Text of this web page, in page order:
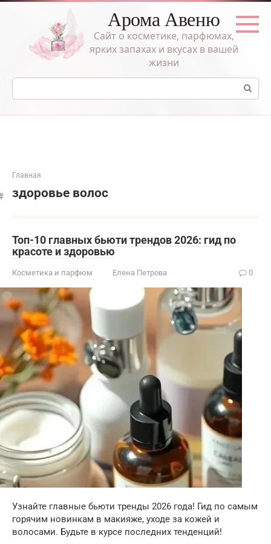
Перейти
Арома Авеню
Сайт о косметике, парфюмах,
ярких запахах и вкусах в вашей
жизни
Поиск:
Главная
здоровье волос
Топ-10 главных бьюти трендов 2026: гид по
красоте и здоровью
Косметика и парфюм Елена Петрова 0
Узнайте главные бьюти тренды 2026 года! Гид по самым
горячим новинкам в макияже, уходе за кожей и
волосами. Будьте в курсе последних тенденций!